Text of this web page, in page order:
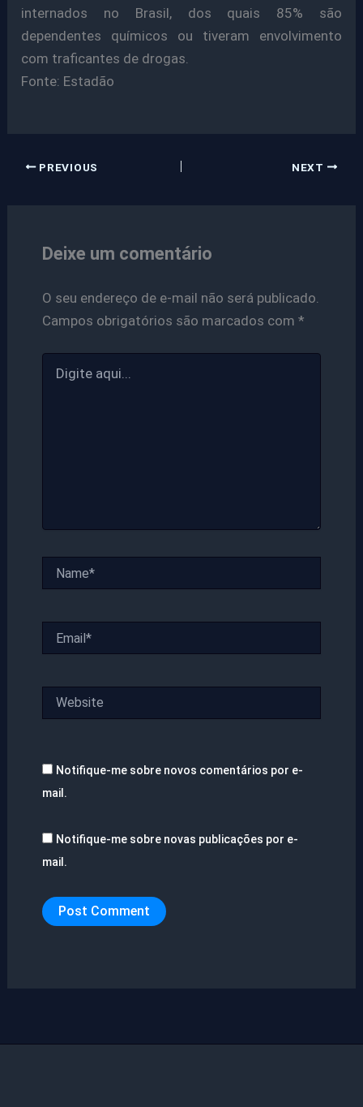
internados no Brasil, dos quais 85% são
dependentes químicos ou tiveram envolvimento
com traficantes de drogas.
Fonte: Estadão
PREVIOUS NEXT
Deixe um comentário
O seu endereço de e-mail não será publicado.
Campos obrigatórios são marcados com *
aqui...
Notifique-me sobre novos comentários por e-
mail.
Notifique-me sobre novas publicações por e-
mail.